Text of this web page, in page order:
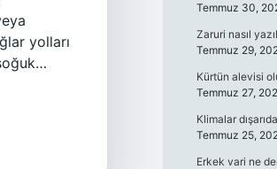
yolları
Temmuz 30,
Zaruri nasıl
Temmuz 29,
Kürtün alevisi
Temmuz 27,
Klimalar
Temmuz 25,
Erkek vari ne